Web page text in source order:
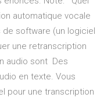
automatique vocale
software (un logiciel
une retranscription
audio sont Des
en texte. Vous
pour une transcription